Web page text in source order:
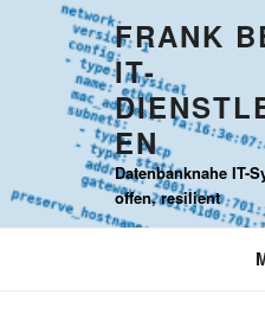
FRANK
IT-
EN
Datenbanknahe IT-
offen, resilient